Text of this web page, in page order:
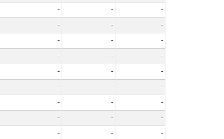
- -
-
- -
-
- -
-
- -
-
- -
-
- -
-
- -
-
- -
-
- -
-